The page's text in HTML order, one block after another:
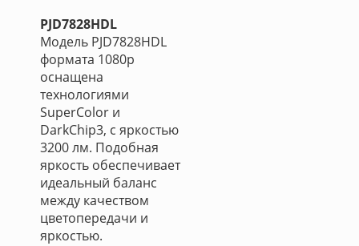
PJD7828HDL
Модель PJD7828HDL
формата 1080p
оснащена
технологиями
SuperColor и
DarkChip3, с яркостью
3200 лм. Подобная
яркость обеспечивает
идеальный баланс
между качеством
цветопередачи и
яркостью.